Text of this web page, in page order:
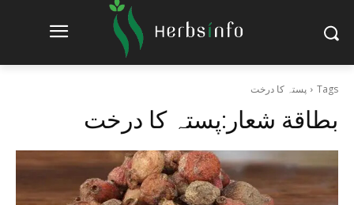
Tags پستہ کا درخت
بطاقة شعار:پستہ کا درخت